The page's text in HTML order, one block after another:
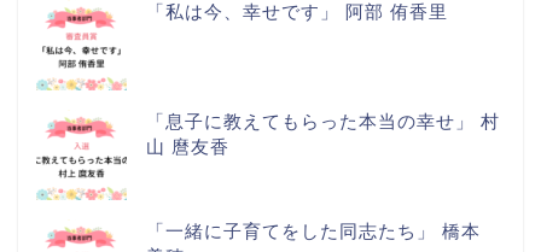
「私は今、幸せです」 阿部 侑香里
「息子に教えてもらった本当の幸せ」 村
山 麿友香
「一緒に子育てをした同志たち」 橋本